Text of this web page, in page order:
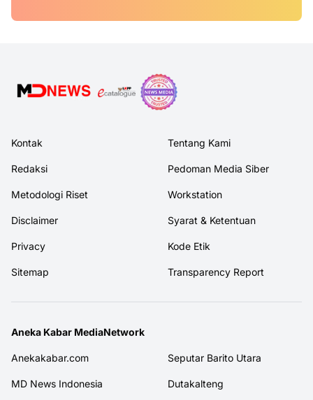
Kontak Tentang Kami
Redaksi Pedoman Media Siber
Metodologi Riset Workstation
Disclaimer Syarat & Ketentuan
Privacy Kode Etik
Sitemap Transparency Report
Aneka Kabar MediaNetwork
Anekakabar.com Seputar Barito Utara
MD News Indonesia Dutakalteng